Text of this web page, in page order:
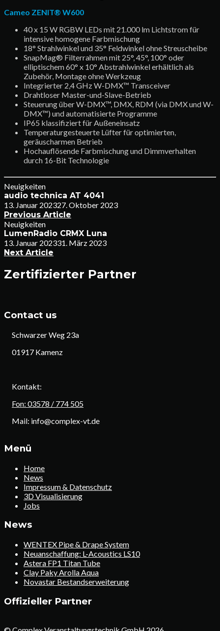
Cameo ZENIT® W600
40 x 15 W RGBW LEDs mit 21.000 lm Lichtstrom für
intensive homogene Farbmischung
18° Strahlwinkel und 35° Feldwinkel ohne Streuscheibe
SnapMag® Filterrahmen mit 25°, 45°, 100° oder
elliptischem 60° x 10° Abstrahlwinkel erhältlich als
Zubehör, Montage ohne Werkzeug
Integrierter 2,4 GHz W-DMX™ Transceiver
Drahtloser Master-und-Slave-Betrieb
Steuerung über W-DMX™, DMX, RDM (via DMX und W-
DMX™) und automatisierte Programme
IP65 klassifiziert für Außeneinsatz
Temperaturgesteuerte Lüfter für optimierten,
geräuscharmen Betrieb
Hochauflösende Farbmischung und Dimmverhalten
durch 16-Bit Technologie
Neuigkeiten
audio technica AT 4041
13. Januar 202327. Oktober 2023
Previous Article
Neuigkeiten
LumenRadio CRMX Luna
13. Januar 202331. März 2023
Next Article
Zertifizierter Partner
Contact us
Schwarzer Weg 23a
01917 Kamenz
Kontakt:
Fon: 03578 / 774 505
Mail: info@complex-vt.de
Menü
Home
News
Impressum & Datenschutz
3D Visualisierung
Jobs
News
WENTEX Pipe & Drape System
Neuanschaffung: L-Acoustics LS10
Astera FP1 Titan Tube
Clay Paky Arolla Aqua
Novastar Bestandserweiterung
Offizieller Partner